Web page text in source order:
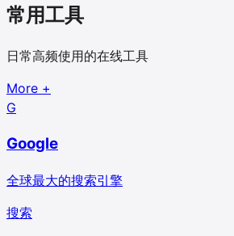
常用工具
日常高频使用的在线工具
More +
G
Google
全球最大的搜索引擎
搜索